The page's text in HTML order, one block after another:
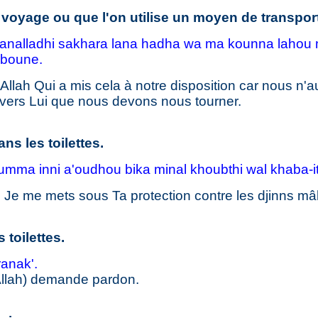
ou que l'on utilise un moyen de
sakhara lana hadha wa ma kounna lahou
Qui a mis cela à notre disposition car nous
Lui que nous devons nous tourner.
les toilettes.
inni a'oudhou bika minal khoubthi wal khaba-
Je me mets sous Ta protection contre les djinns
toilettes.
demande pardon.